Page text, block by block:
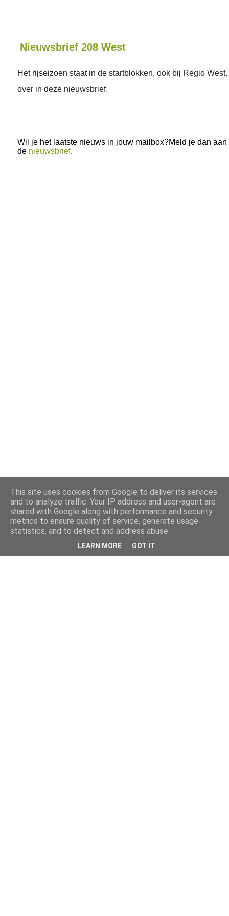
Nieuwsbrief 208 West
Het rijseizoen staat in de startblokken, ook bij Regio
over in deze nieuwsbrief.
Wil je het laatste nieuws in jouw mailbox?Meld je dan aan
de nieuwsbrief.
This site uses cookies from Google to deliver its services
and to analyze traffic. Your IP address and user-agent are
shared with Google along with performance and security
metrics to ensure quality of service, generate usage
statistics, and to detect and address abuse.
LEARN MORE GOT IT